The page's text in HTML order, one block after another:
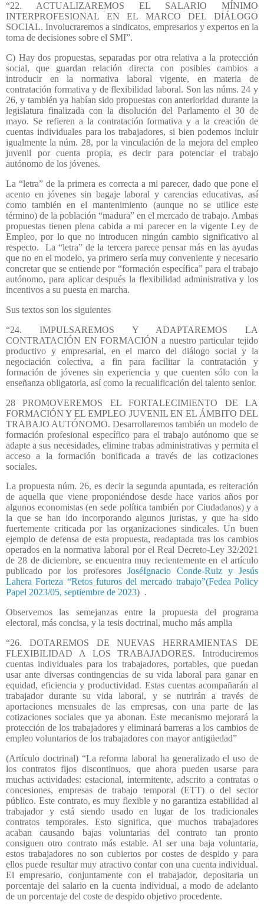
“22. ACTUALIZAREMOS EL SALARIO MÍNIMO
INTERPROFESIONAL EN EL MARCO DEL DIÁLOGO
SOCIAL. Involucraremos a sindicatos, empresarios y expertos en la
toma de decisiones sobre el SMI”.
C) Hay dos propuestas, separadas por otra relativa a la protección
social, que guardan relación directa con posibles cambios a
introducir en la normativa laboral vigente, en materia de
contratación formativa y de flexibilidad laboral. Son las núms. 24 y
26, y también ya habían sido propuestas con anterioridad durante la
legislatura finalizada con la disolución del Parlamento el 30 de
mayo. Se refieren a la contratación formativa y a la creación de
cuentas individuales para los trabajadores, si bien podemos incluir
igualmente la núm. 28, por la vinculación de la mejora del empleo
juvenil por cuenta propia, es decir para potenciar el trabajo
autónomo de los jóvenes.
La “letra” de la primera es correcta a mi parecer, dado que pone el
acento en jóvenes sin bagaje laboral y carencias educativas, así
como también en el mantenimiento (aunque no se utilice este
término) de la población “madura” en el mercado de trabajo. Ambas
propuestas tienen plena cabida a mi parecer en la vigente Ley de
Empleo, por lo que no introducen ningún cambio significativo al
respecto.
La “letra” de la tercera parece pensar más en las ayudas
que no en el modelo, ya primero sería muy conveniente y necesario
concretar que se entiende por “formación específica” para el trabajo
autónomo, para aplicar después la flexibilidad administrativa y los
incentivos a su puesta en marcha.
Sus textos son los siguientes
“24. IMPULSAREMOS Y ADAPTAREMOS LA
CONTRATACIÓN EN FORMACIÓN a nuestro particular tejido
productivo y empresarial, en el marco del diálogo social y la
negociación colectiva, a fin para facilitar la contratación y
formación de jóvenes sin experiencia y que cuenten sólo con la
enseñanza obligatoria, así como la recualificación del talento senior.
28 PROMOVEREMOS EL FORTALECIMIENTO DE LA
FORMACIÓN Y EL EMPLEO JUVENIL EN EL ÁMBITO DEL
TRABAJO AUTÓNOMO. Desarrollaremos también un modelo de
formación profesional específico para el trabajo autónomo que se
adapte a sus necesidades, elimine trabas administrativas y permita el
acceso a la formación bonificada a través de las cotizaciones
sociales.
La propuesta núm. 26, es decir la segunda apuntada, es reiteración
de aquella que viene proponiéndose desde hace varios años por
algunos economistas (en sede política también por Ciudadanos) y a
la que se han ido incorporando algunos juristas, y que ha sido
fuertemente criticada por las organizaciones sindicales. Un buen
ejemplo de defensa de esta propuesta, readaptada tras los cambios
operados en la normativa laboral por el Real Decreto-Ley 32/2021
de 28 de diciembre, se encuentra muy recientemente en el artículo
publicado por los profesores JoséIgnacio Conde-Ruiz y Jesús
Lahera Forteza “Retos futuros del mercado trabajo”(Fedea Policy
Papel 2023/05, septiembre de 2023) .
Observemos las semejanzas entre la propuesta del programa
electoral, más concisa, y la tesis doctrinal, mucho más amplia
“26. DOTAREMOS DE NUEVAS HERRAMIENTAS DE
FLEXIBILIDAD A LOS TRABAJADORES. Introduciremos
cuentas individuales para los trabajadores, portables, que puedan
usar ante diversas contingencias de su vida laboral para ganar en
equidad, eficiencia y productividad. Estas cuentas acompañarán al
trabajador durante su vida laboral, y se nutrirán a través de
aportaciones mensuales de las empresas, con una parte de las
cotizaciones sociales que ya abonan. Este mecanismo mejorará la
protección de los trabajadores y eliminará barreras a los cambios de
empleo voluntarios de los trabajadores con mayor antigüedad”
(Artículo doctrinal) “La reforma laboral ha generalizado el uso de
los contratos fijos discontinuos, que ahora pueden usarse para
muchas actividades: estacional, intermitente, adscrito a contratas o
concesiones, empresas de trabajo temporal (ETT) o del sector
público. Este contrato, es muy flexible y no garantiza estabilidad al
trabajador y está siendo usado en lugar de los tradicionales
contratos temporales. Esto significa, que muchos trabajadores
acaban causando bajas voluntarias del contrato tan pronto
consiguen otro contrato más estable. Al ser una baja voluntaria,
estos trabajadores no son cubiertos por costes de despido y para
ellos puede resultar muy atractivo contar con una cuenta individual.
El empresario, conjuntamente con el trabajador, depositaria un
porcentaje del salario en la cuenta individual, a modo de adelanto
de un porcentaje del coste de despido objetivo procedente.